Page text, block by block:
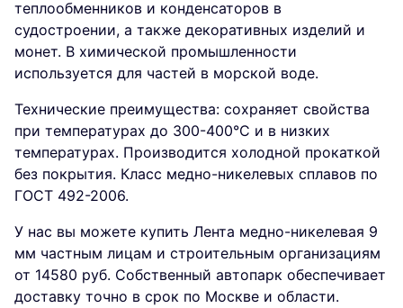
теплообменников и конденсаторов в
судостроении, а также декоративных изделий и
монет. В химической промышленности
используется для частей в морской воде.
Технические преимущества: сохраняет свойства
при температурах до 300-400°C и в низких
температурах. Производится холодной прокаткой
без покрытия. Класс медно-никелевых сплавов по
ГОСТ 492-2006.
У нас вы можете купить Лента медно-никелевая 9
мм частным лицам и строительным организациям
от 14580 руб. Собственный автопарк обеспечивает
доставку точно в срок по Москве и области.